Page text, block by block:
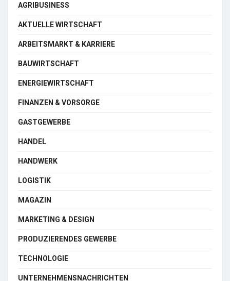
AGRIBUSINESS
AKTUELLE WIRTSCHAFT
ARBEITSMARKT & KARRIERE
BAUWIRTSCHAFT
ENERGIEWIRTSCHAFT
FINANZEN & VORSORGE
GASTGEWERBE
HANDEL
HANDWERK
LOGISTIK
MAGAZIN
MARKETING & DESIGN
PRODUZIERENDES GEWERBE
TECHNOLOGIE
UNTERNEHMENSNACHRICHTEN